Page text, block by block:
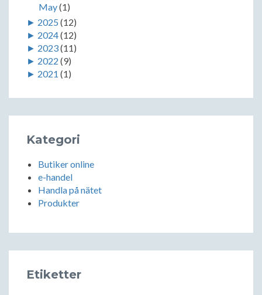
May(1)
► 2025 (12)
► 2024(12)
► 2023(11)
► 2022 (9)
► 2021 (1)
Kategori
Butiker online
e-handel
Handla på nätet
Produkter
Etiketter